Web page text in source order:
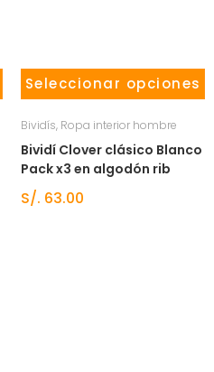
Seleccionar opciones
Bividís, Ropa interior hombre
Bividí Clover clásico Blanco
Pack x3 en algodón rib
S/. 63.00